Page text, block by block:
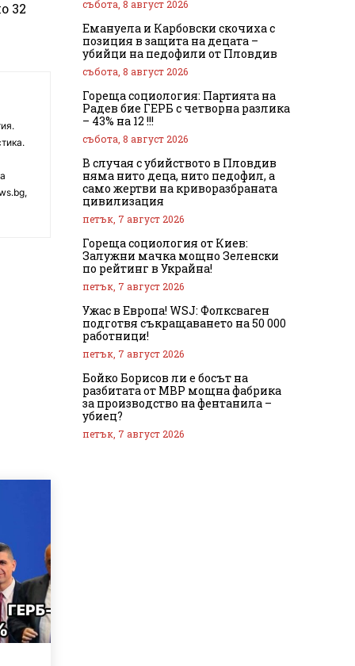
32 събота, 8 август 2026
Емануела и Карбовски скочиха с
позиция в защита на децата –
убийци на педофили от Пловдив
събота, 8 август 2026
Гореща социология: Партията на
Радев бие ГЕРБ с четворна разлика
– 43% на 12 !!!
събота, 8 август 2026
В случая с убийството в Пловдив
няма нито деца, нито педофил, а
само жертви на криворазбраната
цивилизация
петък, 7 август 2026
Гореща социология от Киев:
Залужни мачка мощно Зеленски
по рейтинг в Украйна!
петък, 7 август 2026
Ужас в Европа! WSJ: Фолксваген
подготвя съкращаването на 50 000
работници!
петък, 7 август 2026
Бойко Борисов ли е босът на
разбитата от МВР мощна фабрика
за производство на фентанила –
убиец?
петък, 7 август 2026